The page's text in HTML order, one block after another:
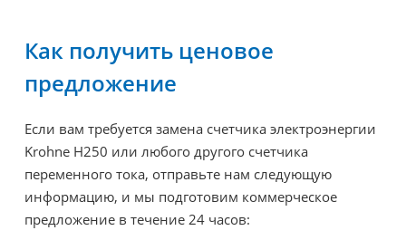
Как получить ценовое
предложение
Если вам требуется замена счетчика электроэнергии
Krohne H250 или любого другого счетчика
переменного тока, отправьте нам следующую
информацию, и мы подготовим коммерческое
предложение в течение 24 часов: